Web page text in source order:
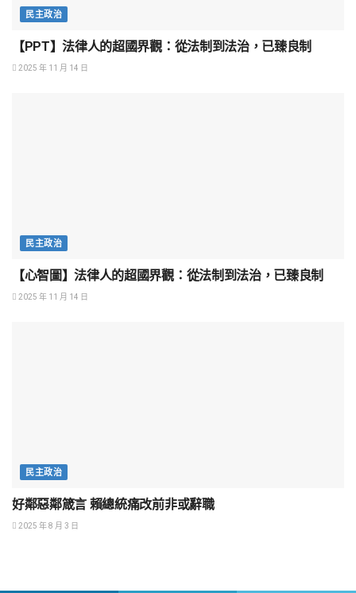
民主政治
【PPT】法律人的超國界觀：從法制到法治，已臻良制
2025 年 11 月 14 日
民主政治
【心智圖】法律人的超國界觀：從法制到法治，已臻良制
2025 年 11 月 14 日
民主政治
好鄰惡鄰箴言 賴總統痛改前非或辭職
2025 年 8 月 3 日